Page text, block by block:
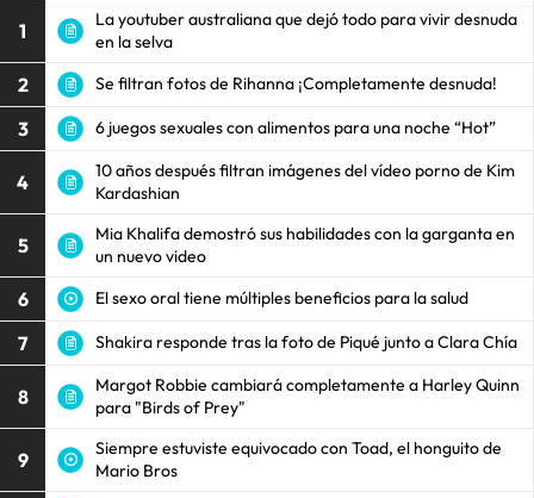
1
La youtuber australiana que dejó todo para vivir desnuda
en la selva
2 Se filtran fotos de Rihanna ¡Completamente desnuda!
3 6 juegos sexuales con alimentos para una noche “Hot”
4
10 años después filtran imágenes del vídeo porno de Kim
Kardashian
5
Mia Khalifa demostró sus habilidades con la garganta en
un nuevo video
6 El sexo oral tiene múltiples beneficios para la salud
7 Shakira responde tras la foto de Piqué junto a Clara Chía
8
Margot Robbie cambiará completamente a Harley Quinn
para "Birds of Prey"
9
Siempre estuviste equivocado con Toad, el honguito de
Mario Bros